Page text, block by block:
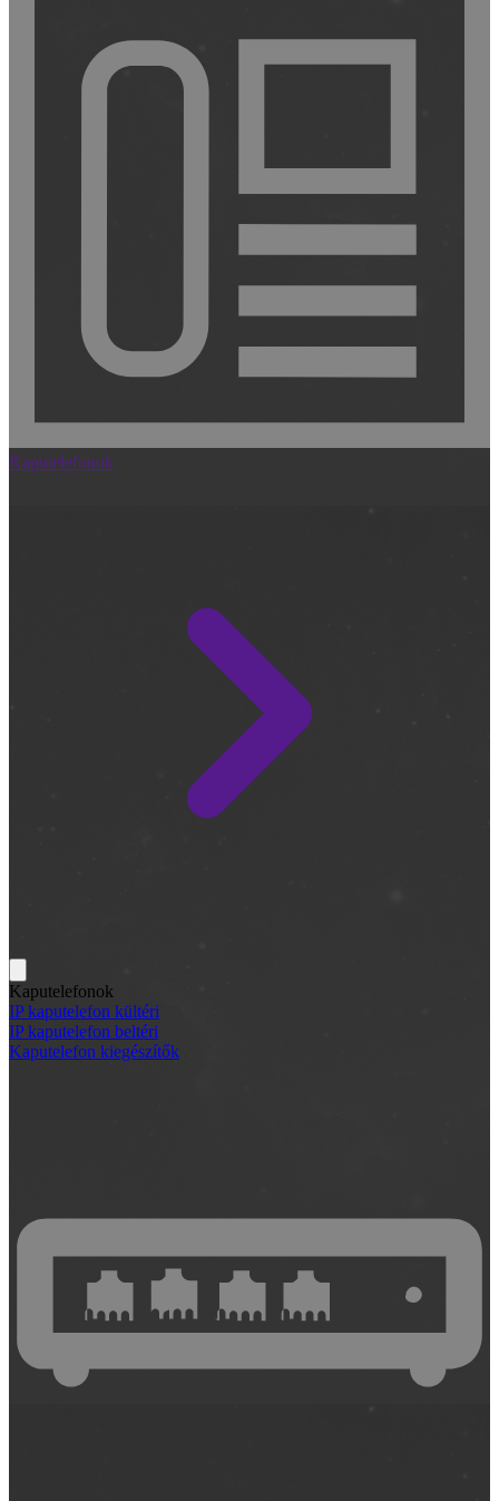
Kaputelefonok
Kaputelefonok
IP kaputelefon kültéri
IP kaputelefon beltéri
Kaputelefon kiegészítők